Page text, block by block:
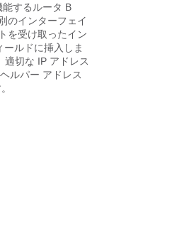
するルータ B
のインターフェイ
を受け取ったイン
ルドに挿入しま
適切な IP アドレス
ルパー アドレス